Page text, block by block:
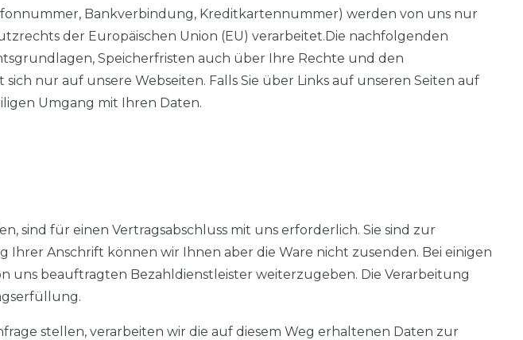
Bankverbindung, Kreditkartennummer) werden von uns nur
der Europäischen Union (EU) verarbeitet.Die nachfolgenden
Speicherfristen auch über Ihre Rechte und den
nur auf unsere Webseiten. Falls Sie über Links auf unseren Seiten auf
Umgang mit Ihren Daten.
sind für einen Vertragsabschluss mit uns erforderlich. Sie sind zur
Anschrift können wir Ihnen aber die Ware nicht zusenden. Bei einigen
uns beauftragten Bezahldienstleister weiterzugeben. Die Verarbeitung
stellen, verarbeiten wir die auf diesem Weg erhaltenen Daten zur